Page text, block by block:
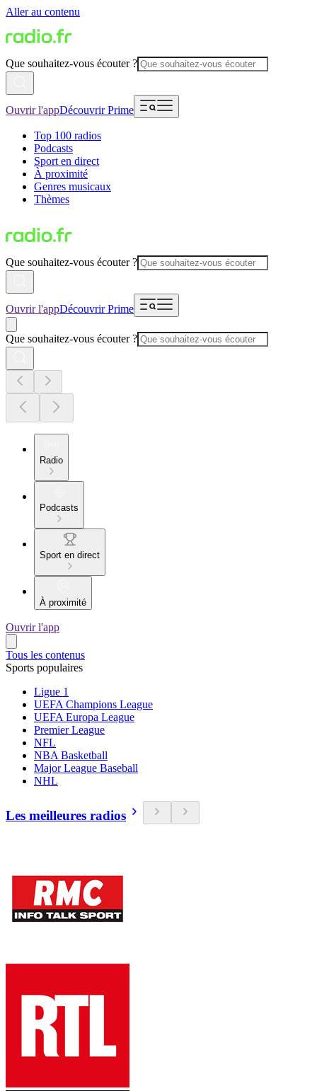
Aller au contenu
Que souhaitez-vous écouter ?
Ouvrir l'appDécouvrir Prime
Top 100 radios
Podcasts
Sport en direct
À proximité
Genres musicaux
Thèmes
Que souhaitez-vous écouter ?
Ouvrir l'appDécouvrir Prime
Que souhaitez-vous écouter ?
Radio
Podcasts
Sport en direct
À proximité
Ouvrir l'app
Tous les contenus
Sports populaires
Ligue 1
UEFA Champions League
UEFA Europa League
Premier League
NFL
NBA Basketball
Major League Baseball
NHL
Les meilleures radios